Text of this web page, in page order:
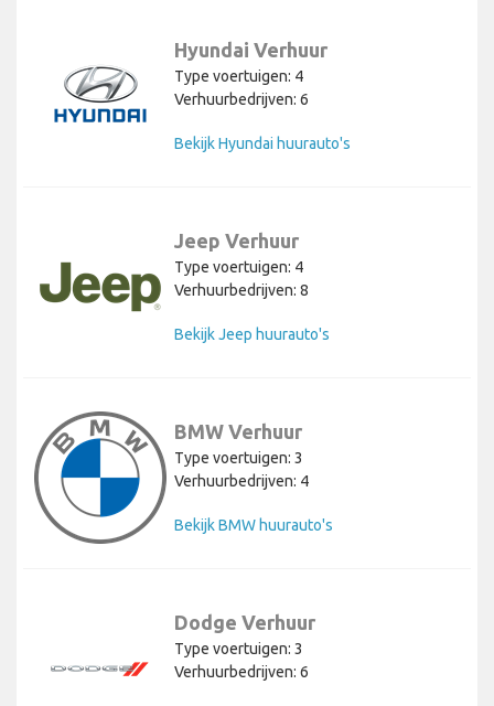
Hyundai Verhuur
Type voertuigen: 4
Verhuurbedrijven: 6
Bekijk Hyundai huurauto's
Jeep Verhuur
Type voertuigen: 4
Verhuurbedrijven: 8
Bekijk Jeep huurauto's
BMW Verhuur
Type voertuigen: 3
Verhuurbedrijven: 4
Bekijk BMW huurauto's
Dodge Verhuur
Type voertuigen: 3
Verhuurbedrijven: 6